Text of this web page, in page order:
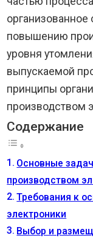
повышению
уровня
выпускаемой
принципы
производством
Содержание
Основные
производством
Требования к
электроники
Выбор и